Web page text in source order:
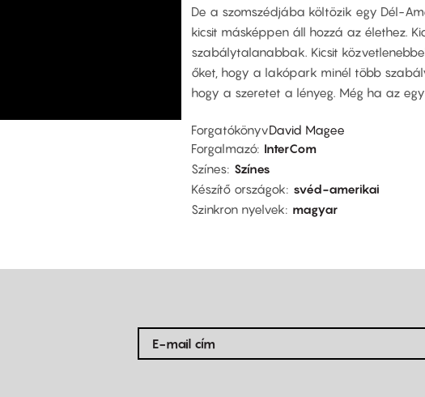
De a szomszédjába költözik egy Dél-
kicsit másképpen áll hozzá az élethez.
szabálytalanabbak. Kicsit
őket, hogy a lakópark minél több
hogy a szeretet a lényeg. Még ha az
ForgatókönyvDavid Magee
Forgalmazó InterCom
Színes Színes
Készítő országok
svéd-amerikai
Szinkron nyelvek
magyar